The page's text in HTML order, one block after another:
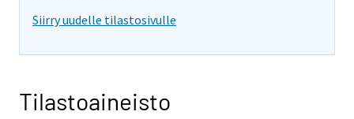
Siirry uudelle tilastosivulle
Tilastoaineisto